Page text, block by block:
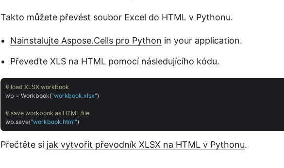
Takto můžete převést soubor Excel do HTML v Pythonu.
Nainstalujte Aspose.Cells pro Python in your application.
Převeďte XLS na HTML pomocí následujícího kódu.
# load XLSX workbook
wb = Workbook("workbook.xlsx")
# save workbook as HTML file
wb.save("workbook.html"
Přečtěte si jak vytvořit převodník XLSX na HTML v Pythonu.